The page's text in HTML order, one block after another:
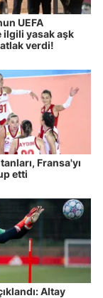
UEFA
ilgili yasak aşk
verdi!
Fransa'yı
etti
Altay